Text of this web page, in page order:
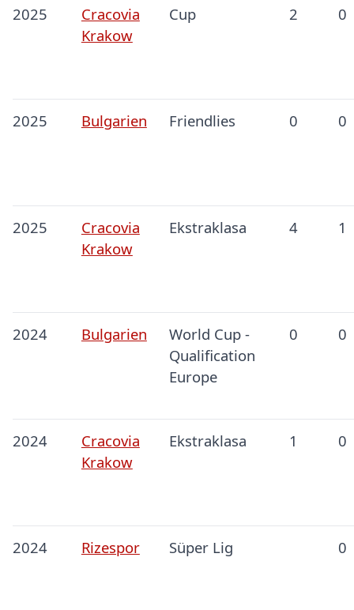
2025
Cracovia
Krakow
Cup 2 0
2025 Bulgarien Friendlies 0 0
2025
Cracovia
Krakow
Ekstraklasa 4 1
2024 Bulgarien
World Cup -
Qualification
Europe
0 0
2024
Cracovia
Krakow
Ekstraklasa 1 0
2024 Rizespor Süper Lig 0